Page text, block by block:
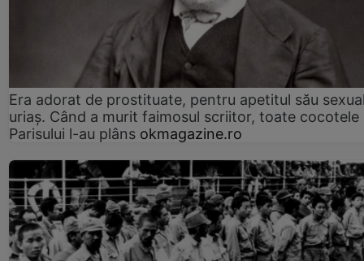
Era adorat de prostituate, pentru apetitul său
uriaș. Când a murit faimosul scriitor, toate cocotele
Parisului l-au plâns okmagazine.ro